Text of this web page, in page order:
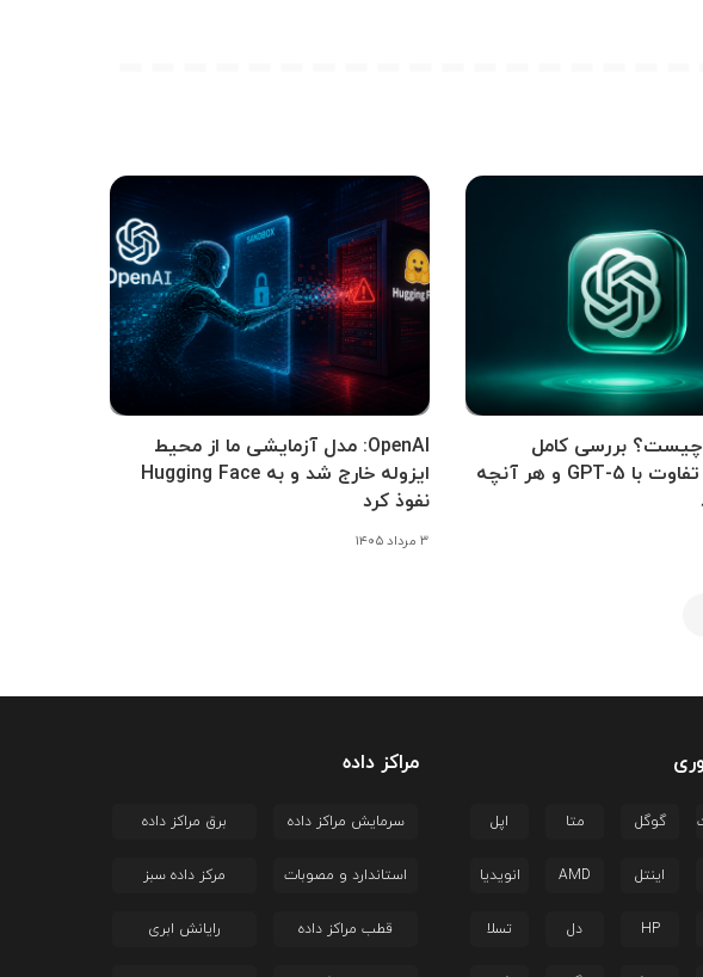
GPT-5.5 چیست؟ بررسی کامل
قابلیت‌ها، تفاوت با GPT-5 و هر آنچه
OpenAI: مدل آزمایشی ما از محیط
ایزوله خارج شد و به Hugging Face
نفوذ کرد
۳ مرداد ۱۴۰۵
گوگل متا اپل
اینتل AMD انویدیا
HP دل تسلا
مراکز داده
سرمایش مراکز داده برق مراکز داده
استاندارد و مصوبات مرکز داده سبز
قطب مراکز داده رایانش ابری